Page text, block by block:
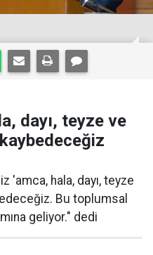
dayı, teyze ve
'amca, hala, dayı, teyze
Bu toplumsal
geliyor." dedi